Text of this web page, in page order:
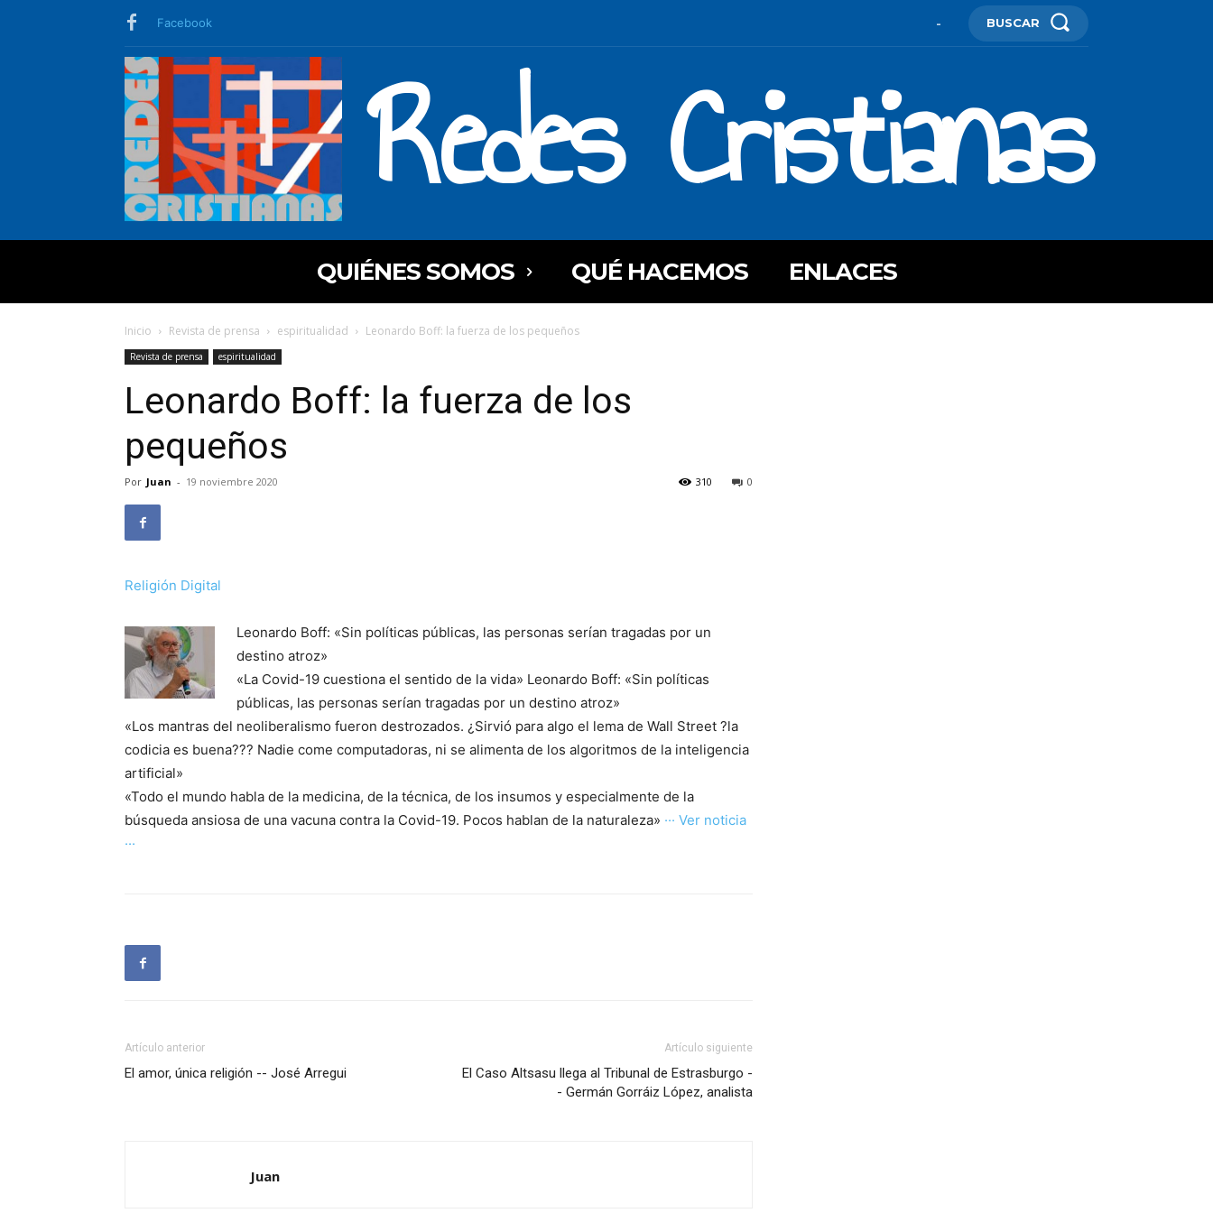
Facebook - BUSCAR
Redes Cristianas
QUIÉNES SOMOS QUÉ HACEMOS ENLACES
Inicio Revista de prensa espiritualidad Leonardo Boff: la fuerza de los pequeños
Revista de prensa espiritualidad
Leonardo Boff: la fuerza de los
pequeños
Por Juan - 19 noviembre 2020 0
310
Religión Digital
Leonardo Boff: «Sin políticas públicas, las personas serían tragadas por un
destino atroz»
«La Covid-19 cuestiona el sentido de la vida» Leonardo Boff: «Sin políticas
públicas, las personas serían tragadas por un destino atroz»
«Los mantras del neoliberalismo fueron destrozados. ¿Sirvió para algo el lema de Wall Street ?la
codicia es buena??? Nadie come computadoras, ni se alimenta de los algoritmos de la inteligencia
artificial»
«Todo el mundo habla de la medicina, de la técnica, de los insumos y especialmente de la
búsqueda ansiosa de una vacuna contra la Covid-19. Pocos hablan de la naturaleza» ··· Ver noticia
···
Artículo anterior
El amor, única religión -- José Arregui
Artículo siguiente
El Caso Altsasu llega al Tribunal de Estrasburgo -
- Germán Gorráiz López, analista
Juan